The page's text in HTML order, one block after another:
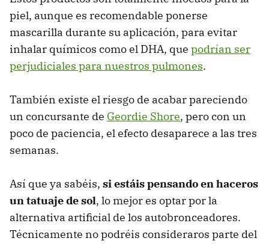
piel, aunque es recomendable ponerse
mascarilla durante su aplicación, para evitar
inhalar químicos como el DHA, que podrían ser
perjudiciales para nuestros pulmones.
También existe el riesgo de acabar pareciendo
un concursante de Geordie Shore, pero con un
poco de paciencia, el efecto desaparece a las tres
semanas.
Así que ya sabéis, si estáis pensando en haceros
un tatuaje de sol, lo mejor es optar por la
alternativa artificial de los autobronceadores.
Técnicamente no podréis consideraros parte del